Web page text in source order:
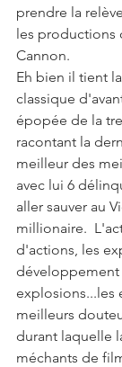
prendre la
les productions
Cannon.
Eh bien il tient
classique
épopée de la
racontant la
meilleur des
avec lui 6
aller sauver au
millionaire.
d'actions, les
développement
explosions...les
meilleurs
durant laquelle
méchants de